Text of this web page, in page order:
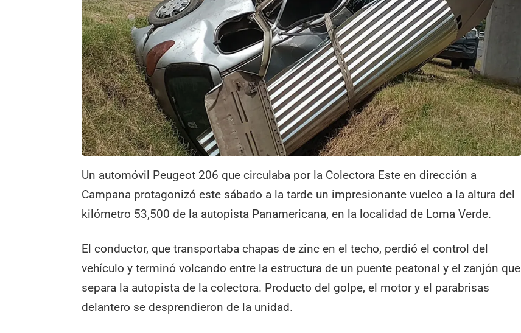
Un automóvil Peugeot 206 que circulaba por la Colectora Este en dirección a
Campana protagonizó este sábado a la tarde un impresionante vuelco a la altura del
kilómetro 53,500 de la autopista Panamericana, en la localidad de Loma Verde.
El conductor, que transportaba chapas de zinc en el techo, perdió el control del
vehículo y terminó volcando entre la estructura de un puente peatonal y el zanjón que
separa la autopista de la colectora. Producto del golpe, el motor y el parabrisas
delantero se desprendieron de la unidad.